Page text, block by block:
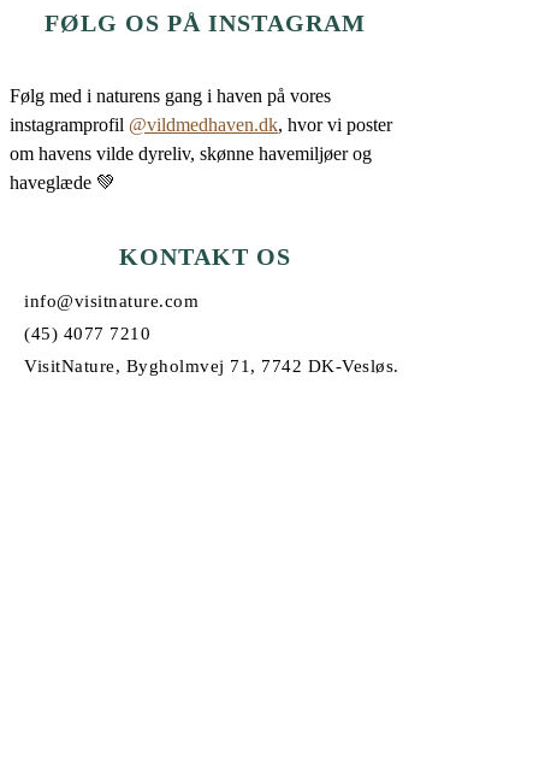
FØLG OS PÅ INSTAGRAM
Følg med i naturens gang i haven på vores
instagramprofil @vildmedhaven.dk, hvor vi poster
om havens vilde dyreliv, skønne havemiljøer og
haveglæde 💚
KONTAKT OS
info@visitnature.com
(45) 4077 7210
VisitNature, Bygholmvej 71, 7742 DK-Vesløs.